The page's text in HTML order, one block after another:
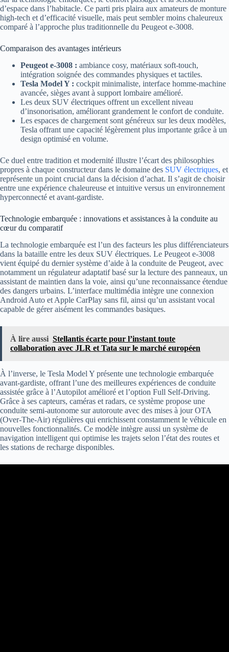
d’espace dans l’habitacle. Ce parti pris plaira aux amateurs de monture
high-tech et d’efficacité visuelle, mais peut sembler moins chaleureux
comparé à l’approche plus traditionnelle du Peugeot e-3008.
Comparaison des avantages intérieurs
Peugeot e-3008 : ambiance cosy, matériaux soft-touch,
intégration soignée des commandes physiques et tactiles.
Tesla Model Y : cockpit minimaliste, interface homme-machine
avancée, sièges avant à support lombaire amélioré.
Les deux SUV électriques offrent un excellent niveau
d’insonorisation, améliorant grandement le confort de conduite.
Les espaces de chargement sont généreux sur les deux modèles,
Tesla offrant une capacité légèrement plus importante grâce à un
design optimisé en volume.
Ce duel entre tradition et modernité illustre l’écart des philosophies
propres à chaque constructeur dans le domaine des SUV électriques, et
représente un point crucial dans la décision d’achat. Il s’agit de choisir
entre une expérience chaleureuse et intuitive versus un environnement
hyperconnecté et avant-gardiste.
Technologie embarquée : innovations et assistances à la conduite au
cœur du comparatif
La technologie embarquée est l’un des facteurs les plus différenciateurs
dans la bataille entre les deux SUV électriques. Le Peugeot e-3008
vient équipé du dernier système d’aide à la conduite de Peugeot, avec
notamment un régulateur adaptatif basé sur la lecture des panneaux, un
assistant de maintien dans la voie, ainsi qu’une reconnaissance étendue
des dangers urbains. L’interface multimédia intègre une connexion
Android Auto et Apple CarPlay sans fil, ainsi qu’un assistant vocal
capable de gérer aisément les commandes basiques.
À lire aussi Stellantis écarte pour l’instant toute
collaboration avec JLR et Tata sur le marché européen
À l’inverse, le Tesla Model Y présente une technologie embarquée
avant-gardiste, offrant l’une des meilleures expériences de conduite
assistée grâce à l’Autopilot amélioré et l’option Full Self-Driving.
Grâce à ses capteurs, caméras et radars, ce système propose une
conduite semi-autonome sur autoroute avec des mises à jour OTA
(Over-The-Air) régulières qui enrichissent constamment le véhicule en
nouvelles fonctionnalités. Ce modèle intègre aussi un système de
navigation intelligent qui optimise les trajets selon l’état des routes et
les stations de recharge disponibles.